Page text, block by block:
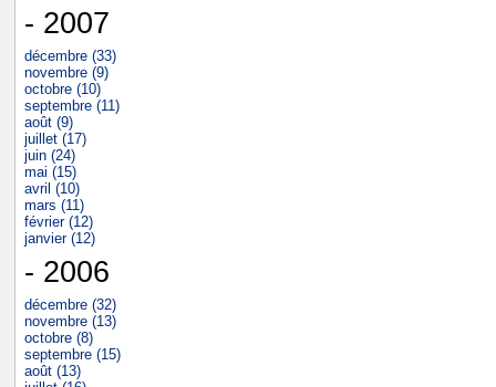
- 2007
décembre (33)
novembre (9)
octobre (10)
septembre (11)
août (9)
juillet (17)
juin (24)
mai (15)
avril (10)
mars (11)
février (12)
janvier (12)
- 2006
décembre (32)
novembre (13)
octobre (8)
septembre (15)
août (13)